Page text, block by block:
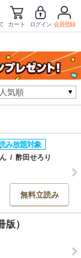
カート ログイン 会員登録
/ 酢田せろり
無料立読み
）